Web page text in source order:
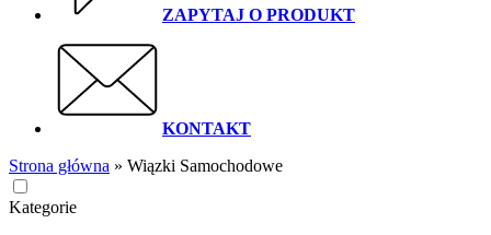
ZAPYTAJ O PRODUKT
KONTAKT
Strona główna » Wiązki Samochodowe
Kategorie